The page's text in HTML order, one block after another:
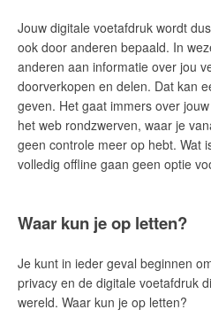
Jouw digitale voetafdruk wordt
ook door anderen bepaald. In
anderen aan informatie over jou
doorverkopen en delen. Dat kan
geven. Het gaat immers over
het web rondzwerven, waar je
geen controle meer op hebt. Wat
volledig offline gaan geen optie
Waar kun je op letten?
Je kunt in ieder geval beginnen
privacy en de digitale voetafdruk
wereld. Waar kun je op letten?